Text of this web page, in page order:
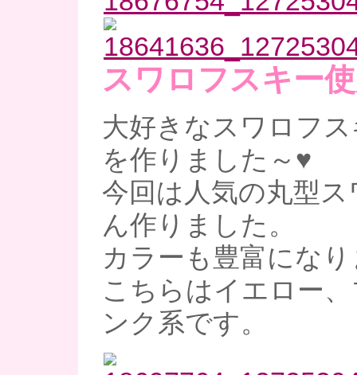
スワロフスキー
大好きなスワロフ
を作りました～♥
今回は人気の丸型
ん作りました。
カラーも豊富にな
こちらはイエロー
ンク系です。